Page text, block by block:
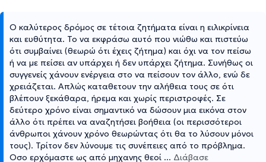
Ο καλύτερος δρόμος σε τέτοια ζητήματα είναι η ειλικρίνεια
και ευθύτητα. Το να εκφράσω αυτό που νιώθω και πιστεύω
ότι συμβαίνει (θεωρώ ότι έχεις ζήτημα) και όχι να τον πείσω
ή να με πείσει αν υπάρχει ή δεν υπάρχει ζήτημα. Συνήθως οι
συγγενείς χάνουν ενέργεια στο να πείσουν τον άλλο, ενώ δε
χρειάζεται. Απλώς καταθετουν την αλήθεια τους σε ότι
βλέπουν ξεκάθαρα, ήρεμα και χωρίς περιστροφές. Σε
δεύτερο χρόνο είναι σημαντικό να δώσουν μια εικόνα στον
άλλο ότι πρέπει να αναζητήσει βοήθεια (οι περισσότεροι
άνθρωποι χάνουν χρόνο θεωρώντας ότι θα το λύσουν μόνοι
τους). Τρίτον δεν λύνουμε τις συνέπειες από το πρόβλημα.
Οσο ερχόμαστε ως από μηχανης θεοί ... Διάβασε